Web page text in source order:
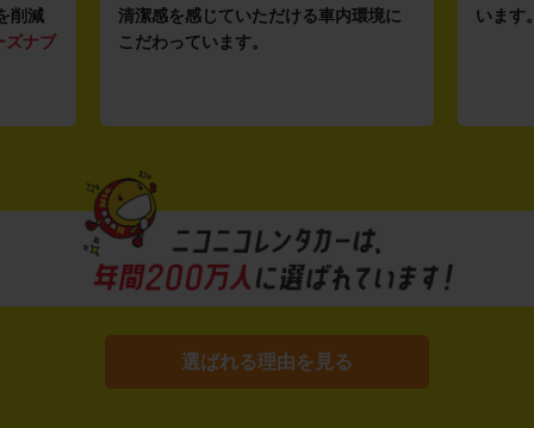
削減
ズナブ
清潔感を感じていただける車内環境に
こだわっています。
います
選ばれる理由を見る